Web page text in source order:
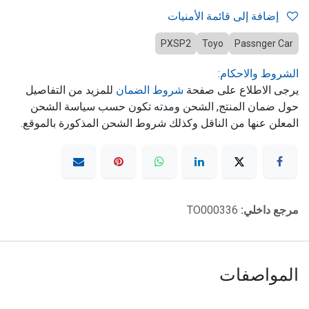
Passnger Car
Toyo
PXSP2
الشروط والاحكام:
يرجى الاطلاع على صفحة شروط الضمان للمزيد من التفاصيل
حول ضمان المنتج, الشحن ومدته تكون حسب سياسة الشحن
المعلن عنها من الناقل وكذلك شروط الشحن المذكورة بالموقع.
مرجع داخلي: TO000336
المواصفات